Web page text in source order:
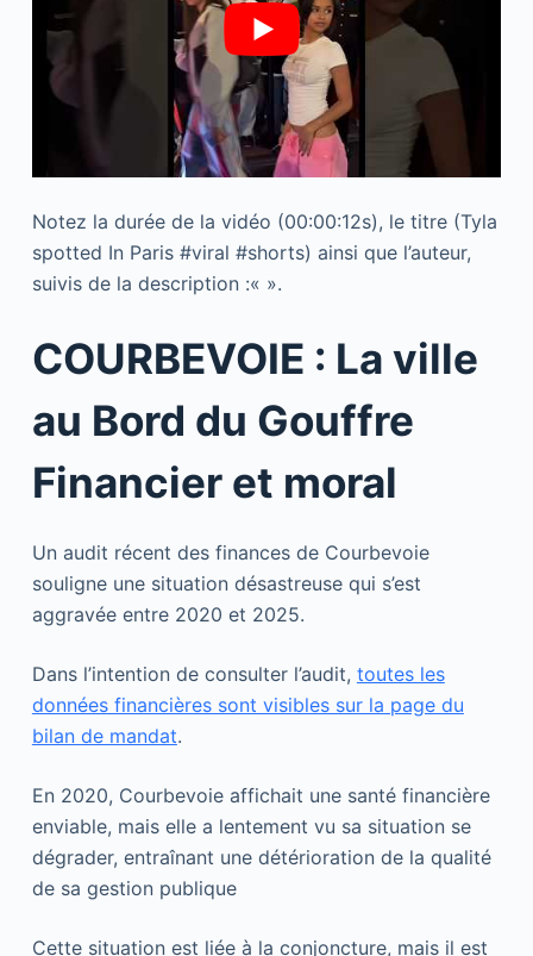
Notez la durée de la vidéo (00:00:12s), le titre (Tyla
spotted In Paris #viral #shorts) ainsi que l’auteur,
suivis de la description :« ».
COURBEVOIE : La ville
au Bord du Gouffre
Financier et moral
Un audit récent des finances de Courbevoie
souligne une situation désastreuse qui s’est
aggravée entre 2020 et 2025.
Dans l’intention de consulter l’audit, toutes les
données financières sont visibles sur la page du
bilan de mandat.
En 2020, Courbevoie affichait une santé financière
enviable, mais elle a lentement vu sa situation se
dégrader, entraînant une détérioration de la qualité
de sa gestion publique
Cette situation est liée à la conjoncture, mais il est